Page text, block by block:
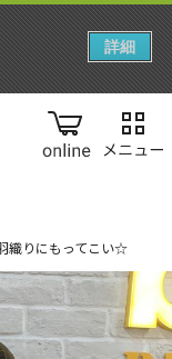
online
織りにもってこい☆
詳細